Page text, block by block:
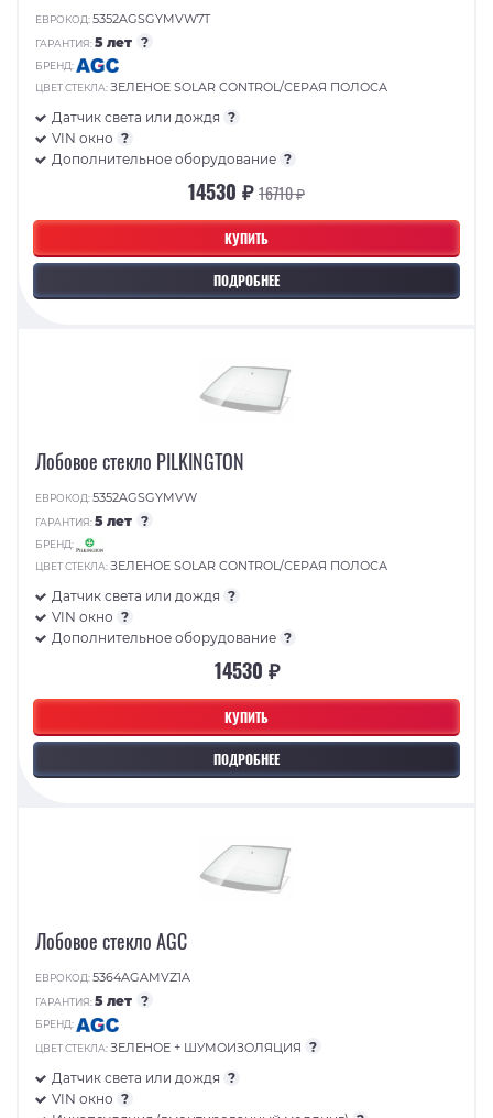
КУПИТЬ
ПОДРОБНЕЕ
ЕВРОКОД:5352AGSGYMVW7T
ГАРАНТИЯ:5 лет ?
БРЕНД:
ЦВЕТ СТЕКЛА:ЗЕЛЕНОЕ SOLAR CONTROL/СЕРАЯ ПОЛОСА
Датчик света или дождя ?
VIN окно ?
Дополнительное оборудование ?
14530 ₽16710 ₽
КУПИТЬ
ПОДРОБНЕЕ
Лобовое стекло PILKINGTON
ЕВРОКОД:5352AGSGYMVW
ГАРАНТИЯ:5 лет ?
БРЕНД:
ЦВЕТ СТЕКЛА:ЗЕЛЕНОЕ SOLAR CONTROL/СЕРАЯ ПОЛОСА
Датчик света или дождя ?
VIN окно ?
Дополнительное оборудование ?
14530 ₽
Лобовое стекло AGC
ЕВРОКОД:5364AGAMVZ1A
ГАРАНТИЯ:5 лет ?
БРЕНД:
ЦВЕТ СТЕКЛА:ЗЕЛЕНОЕ + ШУМОИЗОЛЯЦИЯ ?
Датчик света или дождя ?
VIN окно ?